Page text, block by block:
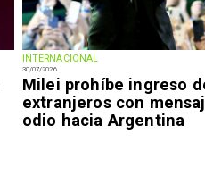
INTERNACIONAL
30/07/2026
Milei prohíbe ingreso
extranjeros con
odio hacia Argentina